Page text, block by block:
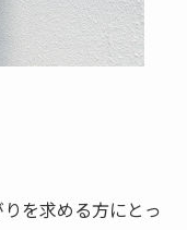
を求める方にとっ